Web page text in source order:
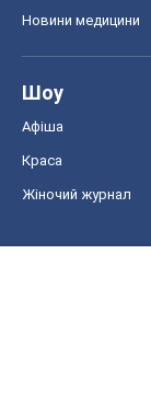
Новини медицини
Шоу
Афіша
Краса
Жіночий журнал